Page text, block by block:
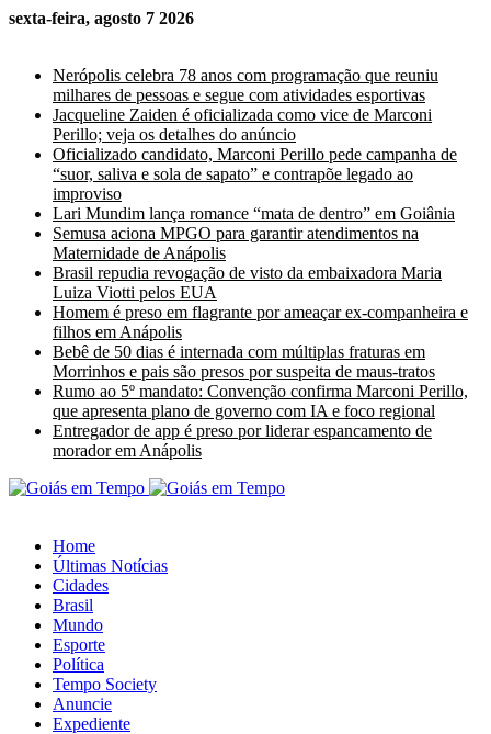
sexta-feira, agosto 7 2026
Nerópolis celebra 78 anos com programação que reuniu
milhares de pessoas e segue com atividades esportivas
Jacqueline Zaiden é oficializada como vice de Marconi
Perillo; veja os detalhes do anúncio
Oficializado candidato, Marconi Perillo pede campanha de
“suor, saliva e sola de sapato” e contrapõe legado ao
improviso
Lari Mundim lança romance “mata de dentro” em Goiânia
Semusa aciona MPGO para garantir atendimentos na
Maternidade de Anápolis
Brasil repudia revogação de visto da embaixadora Maria
Luiza Viotti pelos EUA
Homem é preso em flagrante por ameaçar ex-companheira e
filhos em Anápolis
Bebê de 50 dias é internada com múltiplas fraturas em
Morrinhos e pais são presos por suspeita de maus-tratos
Rumo ao 5º mandato: Convenção confirma Marconi Perillo,
que apresenta plano de governo com IA e foco regional
Entregador de app é preso por liderar espancamento de
morador em Anápolis
Home
Últimas Notícias
Cidades
Brasil
Mundo
Esporte
Política
Tempo Society
Anuncie
Expediente